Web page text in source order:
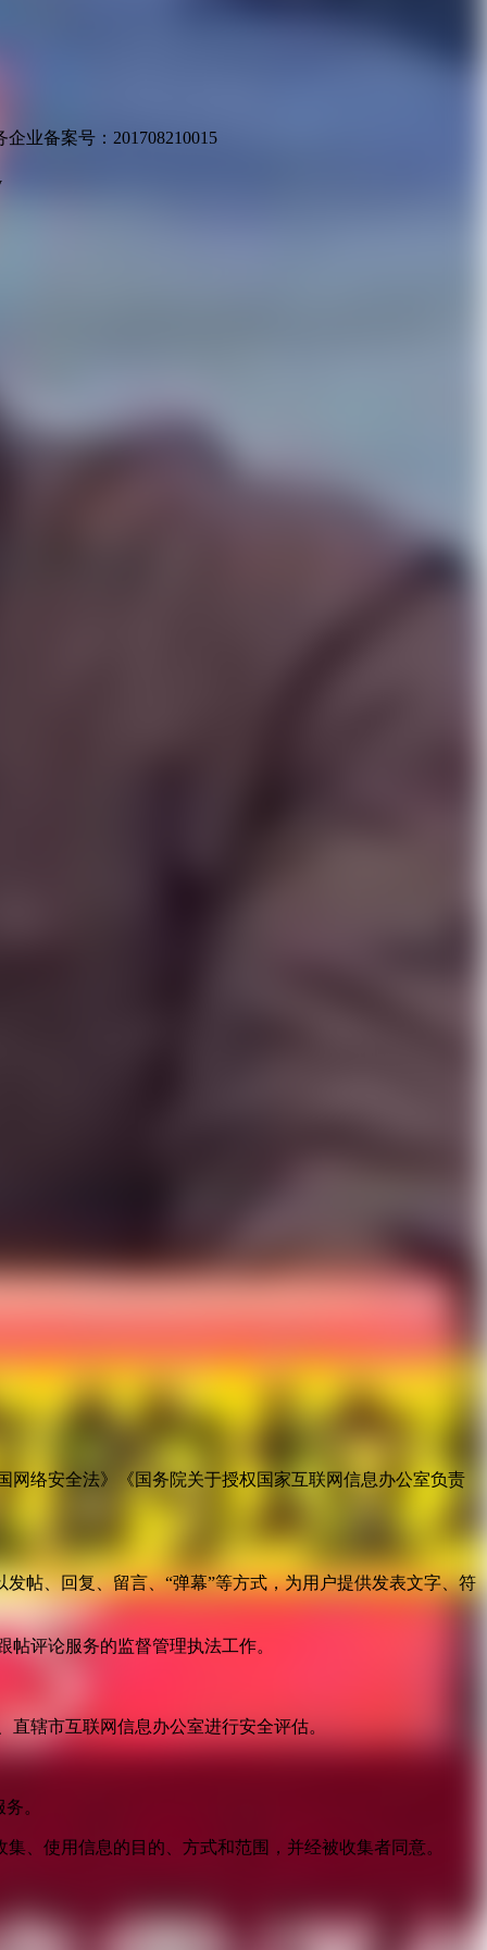
业备案号：201708210015
络安全法》《国务院关于授权国家互联网信息办公室负责
帖、回复、留言、“弹幕”等方式，为用户提供发表文字、符
评论服务的监督管理执法工作。
辖市互联网信息办公室进行安全评估。
。
、使用信息的目的、方式和范围，并经被收集者同意。